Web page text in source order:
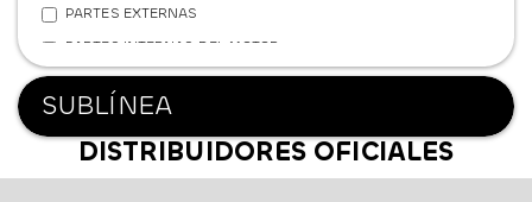
PARTES EXTERNAS
PARTES INTERNAS DEL MOTOR
REFRIGERACIÓN
SISTEMA DE FRENOS
SISTEMA DE SUSPENSIÓN
TRANSMISIÓN Y POTENCIA
SUBLÍNEA
DISTRIBUIDORES OFICIALES